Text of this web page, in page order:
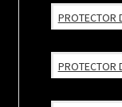
PROTECTOR
PROTECTOR